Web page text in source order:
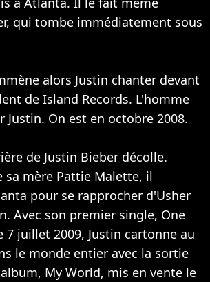
qui tombe immédiatement sous
alors Justin chanter devant
de Island Records. L'homme
Justin. On est en octobre 2008.
de Justin Bieber décolle.
sa mère Pattie Malette, il
pour se rapprocher d'Usher
Avec son premier single, One
7 juillet 2009, Justin cartonne au
le monde entier avec la sortie
My World, mis en vente le